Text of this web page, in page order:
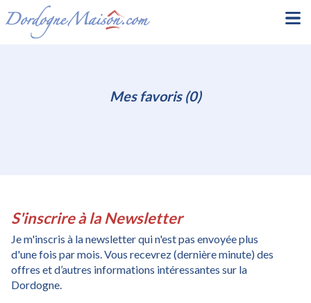
Mes favoris (0)
S'inscrire à la Newsletter
Je m'inscris à la newsletter qui n'est pas envoyée plus
d'une fois par mois. Vous recevrez (dernière minute) des
offres et d’autres informations intéressantes sur la
Dordogne.